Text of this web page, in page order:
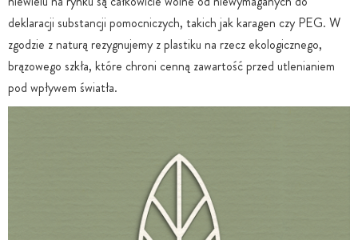
deklaracji substancji pomocniczych, takich jak karagen czy PEG. W
zgodzie z naturą rezygnujemy z plastiku na rzecz ekologicznego,
brązowego szkła, które chroni cenną zawartość przed utlenianiem
pod wpływem światła.